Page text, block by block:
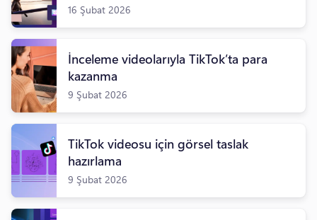
16 Şubat 2026
İnceleme videolarıyla TikTok’ta para
kazanma
9 Şubat 2026
TikTok videosu için görsel taslak
hazırlama
9 Şubat 2026